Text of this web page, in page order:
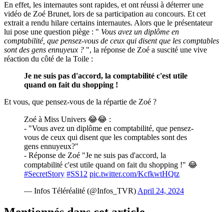
En effet, les internautes sont rapides, et ont réussi à déterrer une
vidéo de Zoé Brunet, lors de sa participation au concours. Et cet
extrait a rendu hilare certains internautes. Alors que le présentateur
lui pose une question piège : " Vous avez un diplôme en
comptabilité, que pensez-vous de ceux qui disent que les comptables
sont des gens ennuyeux ? ", la réponse de Zoé a suscité une vive
réaction du côté de la Toile :
Je ne suis pas d'accord, la comptabilité c'est utile
quand on fait du shopping !
Et vous, que pensez-vous de la répartie de Zoé ?
Zoé à Miss Univers 😂😂 :
- "Vous avez un diplôme en comptabilité, que pensez-
vous de ceux qui disent que les comptables sont des
gens ennuyeux?"
- Réponse de Zoé "Je ne suis pas d'accord, la
comptabilité c'est utile quand on fait du shopping !" 😂
#SecretStory #SS12 pic.twitter.com/KcfkwtHQtz
— Infos Téléréalité (@Infos_TVR)April 24, 2024